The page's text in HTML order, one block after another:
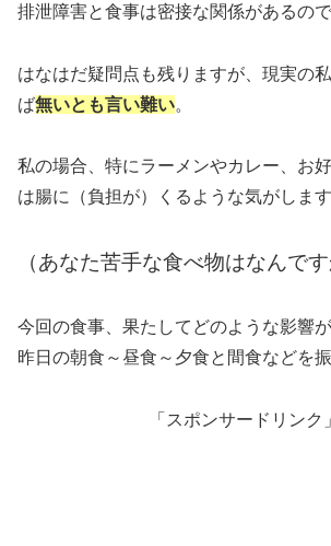
排泄障害と食事は密接な関係があるの
はなはだ疑問点も残りますが、現実の
ば無いとも言い難い。
私の場合、特にラーメンやカレー、お
は腸に（負担が）くるような気がします
（あなた苦手な食べ物はなんです
今回の食事、果たしてどのような影響
昨日の朝食～昼食～夕食と間食などを
「スポンサードリンク」